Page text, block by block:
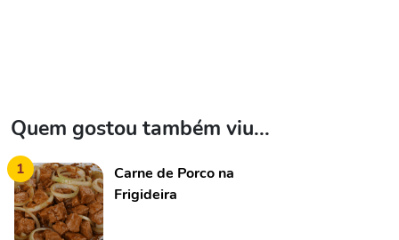
Quem gostou também viu...
1
Carne de Porco na
Frigideira